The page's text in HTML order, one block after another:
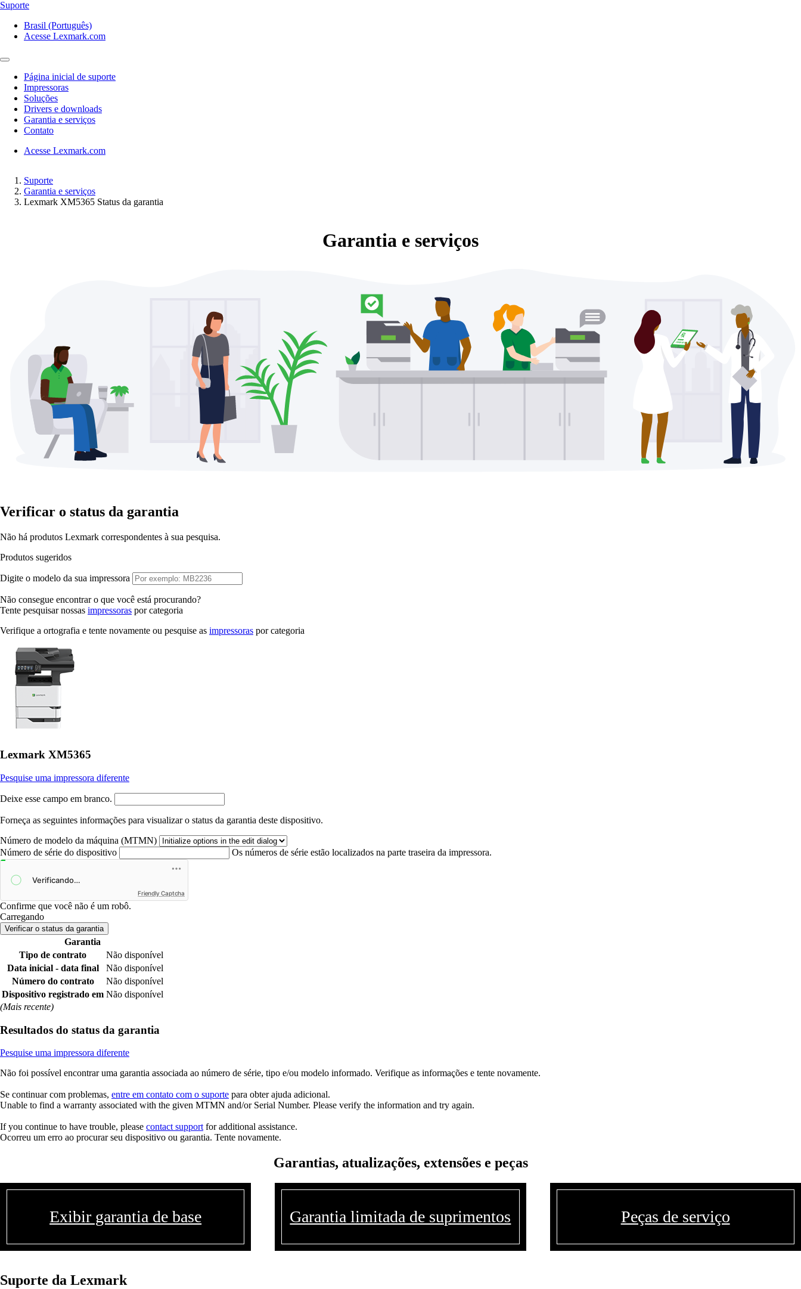
Suporte
Brasil (Português)
Acesse Lexmark.com
Página inicial de suporte
Impressoras
Soluções
Drivers e downloads
Garantia e serviços
Contato
Acesse Lexmark.com
Suporte
Garantia e serviços
Lexmark XM5365 Status da garantia
Garantia e serviços
Verificar o status da garantia
Não há produtos Lexmark correspondentes à sua pesquisa.
Produtos sugeridos
Digite o modelo da sua impressora
Não consegue encontrar o que você está procurando?
Tente pesquisar nossas impressoras por categoria
Verifique a ortografia e tente novamente ou pesquise as impressoras por categoria
Lexmark XM5365
Pesquise uma impressora diferente
Deixe esse campo em branco.
Forneça as seguintes informações para visualizar o status da garantia deste dispositivo.
Número de modelo da máquina (MTMN)
Número de série do dispositivo
Os números de série estão localizados na parte traseira da impressora.
Friendly Captcha
Confirme que você não é um robô.
Carregando
Verificar o status da garantia
Garantia
Tipo de contrato
Não disponível
Data inicial - data final
Não disponível
Número do contrato
Não disponível
Dispositivo registrado em Não disponível
(Mais recente)
Resultados do status da garantia
Pesquise uma impressora diferente
Não foi possível encontrar uma garantia associada ao número de série, tipo e/ou modelo informado. Verifique as informações e tente novamente.
Se continuar com problemas, entre em contato com o suporte para obter ajuda adicional.
Unable to find a warranty associated with the given MTMN and/or Serial Number. Please verify the information and try again.
If you continue to have trouble, please contact supportfor additional assistance.
Ocorreu um erro ao procurar seu dispositivo ou garantia. Tente novamente.
Garantias, atualizações, extensões e peças
Exibir garantia de base Garantia limitada de suprimentos Peças de serviço
Suporte da Lexmark